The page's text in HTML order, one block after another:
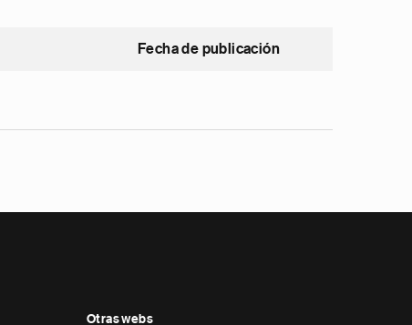
Fecha de publicación
Otras webs